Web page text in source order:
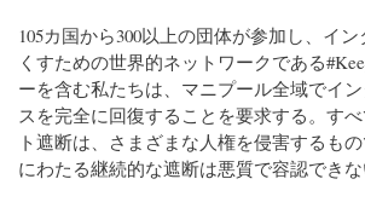
105カ国から300以上の団体が参加し、イ
くすための世界的ネットワークである
ーを含む私たちは、マニプール全域でイ
スを完全に回復することを要求する。す
ト遮断は、さまざまな人権を侵害するも
にわたる継続的な遮断は悪質で容認できな